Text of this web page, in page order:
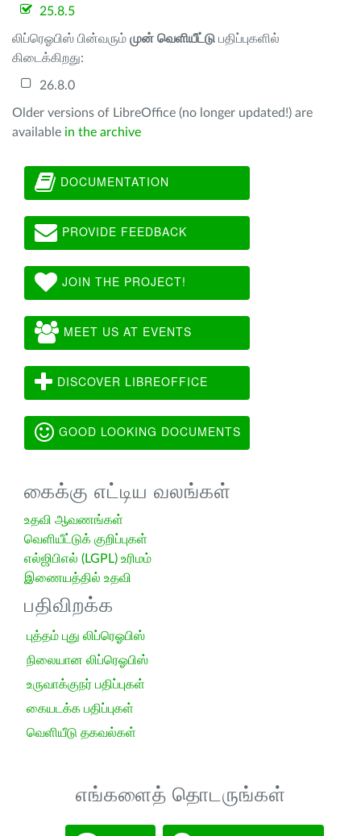
25.8.5
லிப்ரெஓபிஸ் பின்வரும் முன் வெளியீட்டு பதிப்புகளில்
கிடைக்கிறது:
26.8.0
Older versions of LibreOffice (no longer updated!) are
available in the archive
DOCUMENTATION
PROVIDE FEEDBACK
JOIN THE PROJECT!
MEET US AT EVENTS
DISCOVER LIBREOFFICE
GOOD LOOKING DOCUMENTS
கைக்கு எட்டிய வலங்கள்
உதவி ஆவணங்கள்
வெளியீட்டுக் குறிப்புகள்
எல்ஜிபிஎல் (LGPL) உரிமம்
இணையத்தில் உதவி
பதிவிறக்க
புத்தம் புது லிப்ரெஓபிஸ்
நிலையான லிப்ரெஓபிஸ்
உருவாக்குநர் பதிப்புகள்
கையடக்க பதிப்புகள்
வெளியீடு தகவல்கள்
எங்களைத் தொடருங்கள்